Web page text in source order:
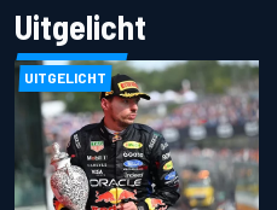
Uitgelicht
UITGELICHT